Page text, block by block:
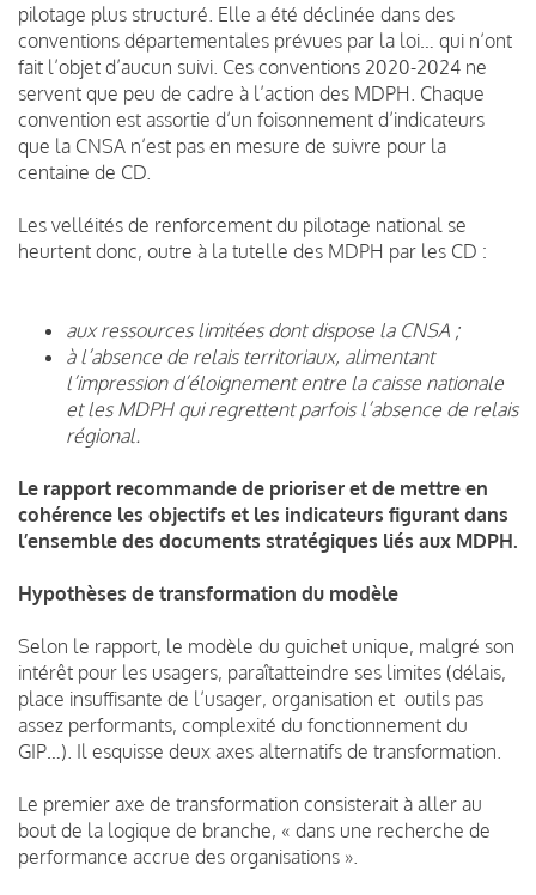
pilotage plus structuré. Elle a été déclinée dans des
conventions départementales prévues par la loi… qui n’ont
fait l’objet d’aucun suivi. Ces conventions 2020-2024 ne
servent que peu de cadre à l’action des MDPH. Chaque
convention est assortie d’un foisonnement d’indicateurs
que la CNSA n’est pas en mesure de suivre pour la
centaine de CD.
Les velléités de renforcement du pilotage national se
heurtent donc, outre à la tutelle des MDPH par les CD :
aux ressources limitées dont dispose la CNSA ;
à l’absence de relais territoriaux, alimentant
l’impression d’éloignement entre la caisse nationale
et les MDPH qui regrettent parfois l’absence de relais
régional.
Le rapport recommande de prioriser et de mettre en
cohérence les objectifs et les indicateurs figurant dans
l’ensemble des documents stratégiques liés aux MDPH.
Hypothèses de transformation du modèle
Selon le rapport, le modèle du guichet unique, malgré son
intérêt pour les usagers, paraîtatteindre ses limites (délais,
place insuffisante de l’usager, organisation et outils pas
assez performants, complexité du fonctionnement du
GIP…). Il esquisse deux axes alternatifs de transformation.
Le premier axe de transformation consisterait à aller au
bout de la logique de branche, « dans une recherche de
performance accrue des organisations ».